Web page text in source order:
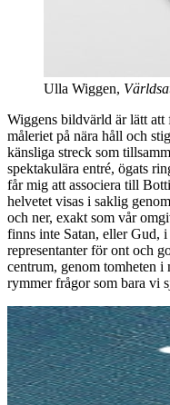
Ulla Wiggen,
Wiggens bildvärld är lätt att
måleriet på nära håll och
känsliga streck som
spektakulära entré, ögats
får mig att associera till
helvetet visas i saklig
och ner, exakt som vår
finns inte Satan, eller Gud,
representanter för ont och
centrum, genom tomheten
rymmer frågor som bara vi